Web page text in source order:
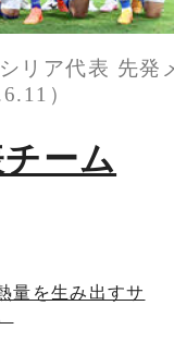
リア代表 先発
）
ーム
量を生み出すサ